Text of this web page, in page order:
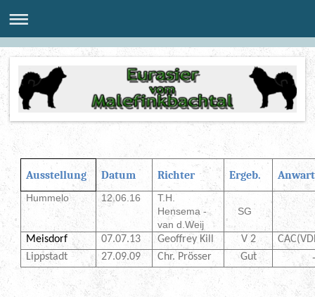
Ausstellung Datum Richter Ergeb.
Hummelo 12.06.16
T.H.
Hensema -
van d.Weij
SG
Meisdorf 07.07.13 Geoffrey Kill V 2
Lippstadt
27.09.09 Chr. Prösser Gut